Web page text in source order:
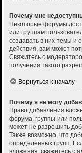
Почему мне
Некоторые форумы
или группам
создавать в них темы и
действия, вам может
Свяжитесь с
получения такого
Вернуться к началу
Почему я не могу
Право добавления
форума, группы или
может не разрешить
Также возможно, что
определённых групп.
вложения, свяжитесь с